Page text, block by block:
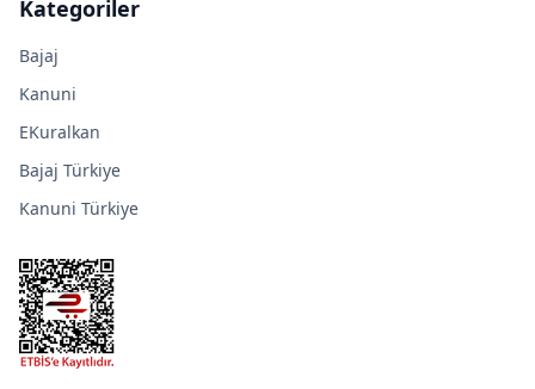
Kategoriler
Bajaj
Kanuni
EKuralkan
Bajaj Türkiye
Kanuni Türkiye